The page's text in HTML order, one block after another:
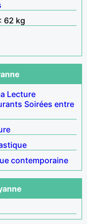
62 kg
Lecture
Soirées entre
contemporaine